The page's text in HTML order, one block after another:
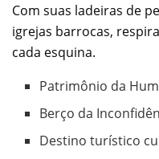
Com suas ladeiras de
igrejas barrocas,
cada esquina.
Patrimônio da
Berço da
Destino turístico